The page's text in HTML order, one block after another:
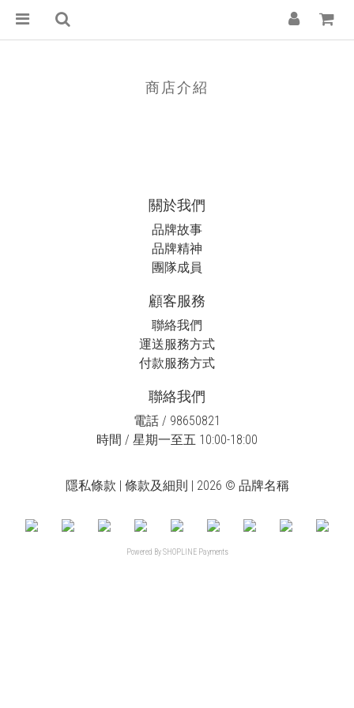
商店介紹
關於我們
品牌故事
品牌精神
團隊成員
顧客服務
聯絡我們
運送服務方式
付款服務方式
聯絡我們
電話 / 98650821
時間 / 星期一至五 10:00-18:00
隱私條款 | 條款及細則 | 2026 © 品牌名稱
Powered BySHOPLINE Payments